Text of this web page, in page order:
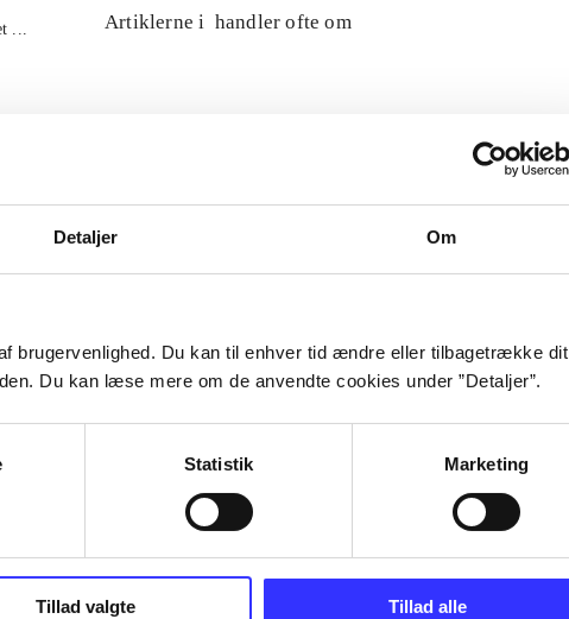
Detaljer Om
brugervenlighed. Du kan til enhver tid ændre eller tilbagetrække dit
Du kan læse mere om de anvendte cookies under ”Detaljer”.
Statistik Marketing
Tillad valgte Tillad alle
...
Artiklerne i handler ofte om